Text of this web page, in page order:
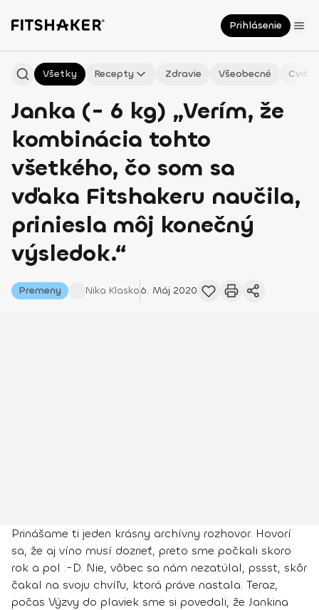
Prihlásenie
Všetky Recepty Zdravie Všeobecné
Janka (- 6 kg) „Verím, že
kombinácia tohto
všetkého, čo som sa
vďaka Fitshakeru naučila,
priniesla môj konečný
výsledok.“
Premeny Nika Klasko6. Máj 2020
Prinášame ti jeden krásny archívny rozhovor. Hovorí
sa, že aj víno musí dozrieť, preto sme počkali skoro
rok a pol :-D. Nie, vôbec sa nám nezatúlal, pssst, skôr
čakal na svoju chvíľu, ktorá práve nastala. Teraz,
počas Výzvy do plaviek sme si povedali, že Jankina